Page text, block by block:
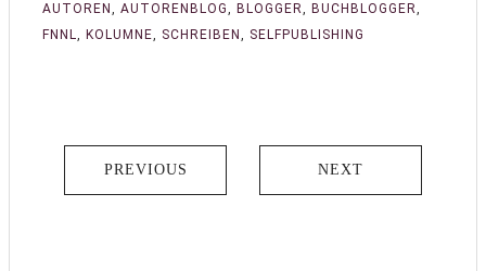
AUTOREN , AUTORENBLOG, BLOGGER, BUCHBLOGGER,
FNNL, KOLUMNE, SCHREIBEN , SELFPUBLISHING
PREVIOUS NEXT